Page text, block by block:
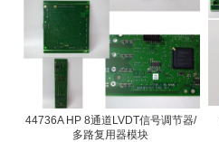
44736A HP 8通道LVDT信号调节器/
多路复用器模块